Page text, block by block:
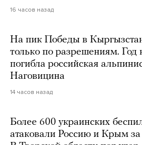
16 часов назад
На пик Победы в
только по разрешениям. Год
погибла российская
Наговицина
14 часов назад
Более 600 украинских
атаковали Россию и Крым за